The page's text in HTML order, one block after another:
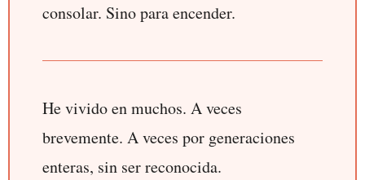
consolar. Sino para encender.
He vivido en muchos. A veces
brevemente. A veces por generaciones
enteras, sin ser reconocida.